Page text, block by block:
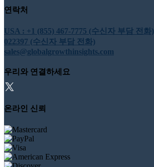
연락처
USA : +1 (855) 467-7775 (수신자 부담 전화)
022397 (수신자 부담 전화)
sales@globalgrowthinsights.com
우리와 연결하세요
온라인 신뢰